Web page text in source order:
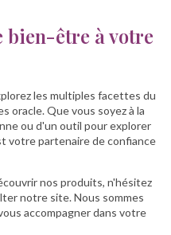
bien-être à votre
les multiples facettes du
oracle. Que vous soyez à la
ou d'un outil pour explorer
votre partenaire de confiance
nos produits, n'hésitez
notre site. Nous sommes
accompagner dans votre